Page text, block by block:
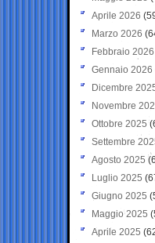
Aprile 2026
Marzo 2026
Febbraio 2026
Gennaio 2026
Dicembre
Novembre
Ottobre 2025
Settembre
Agosto 2025
Luglio 2025
Giugno 2025
Maggio 2025
Aprile 2025